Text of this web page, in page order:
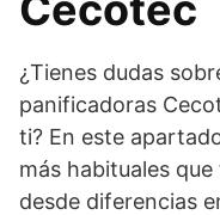
¿Tienes dudas
panificadoras
ti? En este
más habituales
desde diferencias